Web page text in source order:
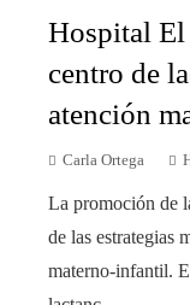
Hospital
centro de
atención
Carla Ortega
La promoción de
de las estrategias
materno-infantil.